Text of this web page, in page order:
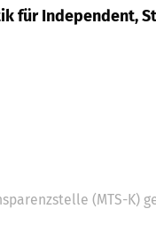
für Independent,
(MTS-K)